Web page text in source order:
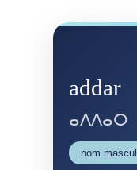
addar
ⴰⴷⴷⴰⵔ
nom